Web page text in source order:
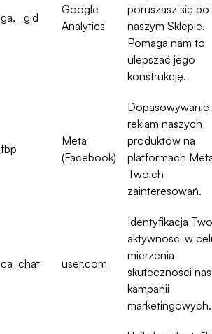
_ga, _gid
Google
Analytics
poruszasz się po
naszym Sklepie.
Pomaga nam to
ulepszać jego
konstrukcję.
_fbp
Meta
(Facebook)
Dopasowywanie
reklam naszych
produktów na
platformach
Twoich
zainteresowań.
_ca_chat user.com
Identyfikacja
aktywności w
mierzenia
skuteczności
kampanii
marketingowych.